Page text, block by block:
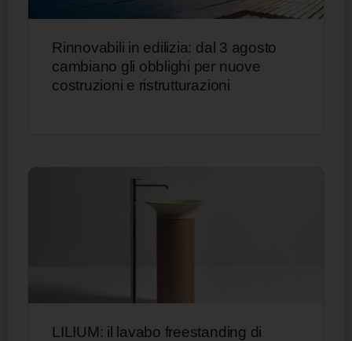
Rinnovabili in edilizia: dal 3 agosto
cambiano gli obblighi per nuove
costruzioni e ristrutturazioni
LILIUM: il lavabo freestanding di